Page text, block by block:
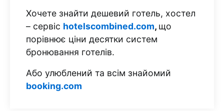
Хочете знайти дешевий готель, хостел
– сервіс hotelscombined.com, що
порівнює ціни десятки систем
бронювання готелів.
Або улюблений та всім знайомий
booking.com